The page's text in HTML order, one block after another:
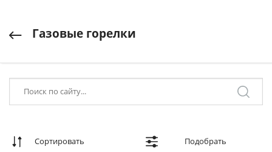
Газовые горелки
Сортировать Подобрать